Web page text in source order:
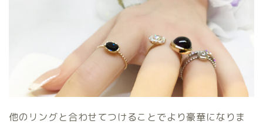
他のリングと合わせてつけることでより豪華になりま